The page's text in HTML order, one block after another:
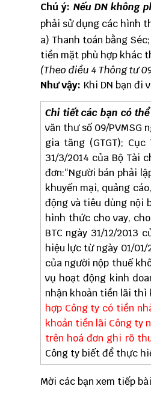
Chú ý: Nếu DN không
phải sử dụng các hình
a) Thanh toán bằng
tiền mặt phù hợp khác
(Theo điều 4 Thông tư
Như vậy: Khi DN bạn đi
Chi tiết các bạn có thể
văn thư số 09/PVMSG
gia tăng (GTGT);
31/3/2014 của Bộ Tài
đơn:“Người bán phải
khuyến mại, quảng
động và tiêu dùng nội
hình thức cho vay,
BTC ngày 31/12/2013
hiệu lực từ ngày 01/
của người nộp thuế
vụ hoạt động kinh
nhận khoản tiền lãi thì
hợp Công ty có tiền
khoản tiền lãi Công ty
trên hoá đơn ghi rõ
Công ty biết để thực
Mời các bạn xem tiếp